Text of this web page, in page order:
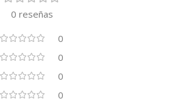
0 reseñas
0
0
0
0